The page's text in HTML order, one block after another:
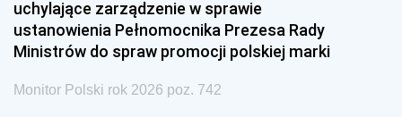
uchylające zarządzenie w sprawie
ustanowienia Pełnomocnika Prezesa Rady
Ministrów do spraw promocji polskiej marki
Monitor Polski rok 2026 poz. 742